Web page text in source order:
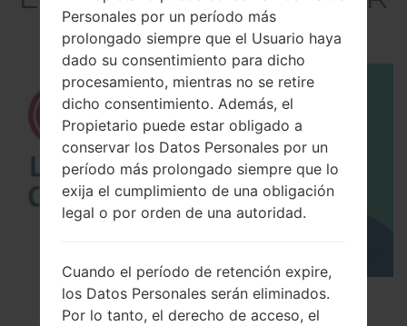
) akaLG G3
Los 5 principales Códigos Secretos para LG!
Personales por un período más
prolongado siempre que el Usuario haya
dado su consentimiento para dicho
procesamiento, mientras no se retire
dicho consentimiento. Además, el
Propietario puede estar obligado a
conservar los Datos Personales por un
período más prolongado siempre que lo
exija el cumplimiento de una obligación
legal o por orden de una autoridad.
Cuando el período de retención expire,
los Datos Personales serán eliminados.
Por lo tanto, el derecho de acceso, el